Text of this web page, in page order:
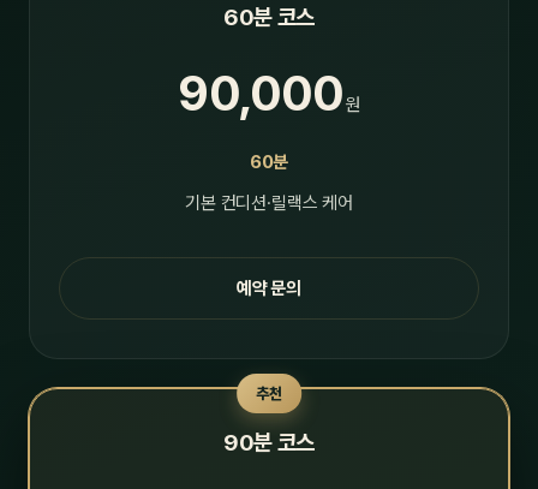
60분 코스
90,000원
60분
기본 컨디션·릴랙스 케어
예약 문의
추천
90분 코스